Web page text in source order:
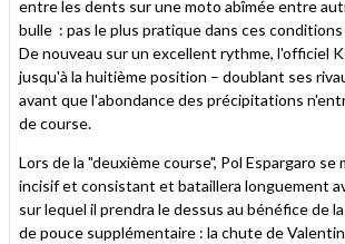
entre les dents sur une moto abîmée entre
bulle : pas le plus pratique dans ces
De nouveau sur un excellent rythme, l'officiel
jusqu'à la huitième position – doublant ses
avant que l'abondance des précipitations
de course.
Lors de la "deuxième course", Pol Espargaro
incisif et consistant et bataillera longuement
sur lequel il prendra le dessus au bénéfice de
de pouce supplémentaire : la chute de